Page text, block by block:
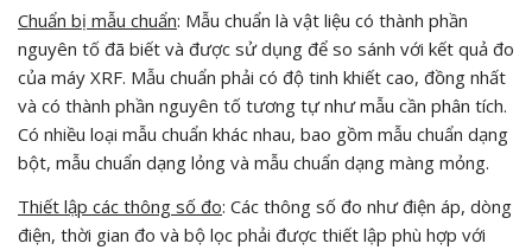
Chuẩn bị mẫu chuẩn: Mẫu chuẩn là vật liệu có thành phần
nguyên tố đã biết và được sử dụng để so sánh với kết quả đo
của máy XRF. Mẫu chuẩn phải có độ tinh khiết cao, đồng nhất
và có thành phần nguyên tố tương tự như mẫu cần phân tích.
Có nhiều loại mẫu chuẩn khác nhau, bao gồm mẫu chuẩn dạng
bột, mẫu chuẩn dạng lỏng và mẫu chuẩn dạng màng mỏng.
Thiết lập các thông số đo: Các thông số đo như điện áp, dòng
điện, thời gian đo và bộ lọc phải được thiết lập phù hợp với